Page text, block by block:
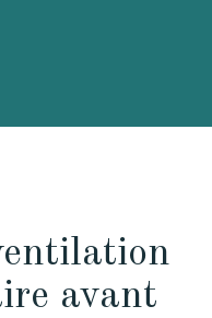
avant